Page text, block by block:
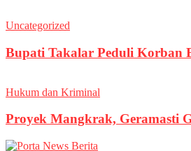
Uncategorized
Bupati Takalar Peduli Korban
Hukum dan Kriminal
Proyek Mangkrak, Geramasti